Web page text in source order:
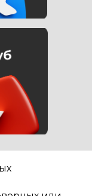
– от 100 тыс.
для
в ЕРИР
до 50 тыс.